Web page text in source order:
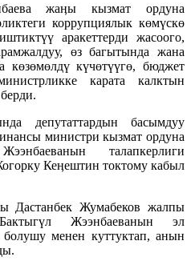
жаӊы кызмат ордуна
коррупциялык көмүскө
аракеттерди жасоого,
өз багытында жана
күчөтүүгө, бюджет
карата калктын
депутаттардын басымдуу
министри кызмат ордуна
талапкерлиги
Кеӊештин токтому кабыл
Дастанбек Жумабеков жалпы
Жээнбаеванын эл
менен куттуктап, анын